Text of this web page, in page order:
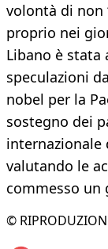
volontà di non
proprio nei
Libano è stata
speculazioni
nobel per la
sostegno dei
internazionale
valutando le
commesso un
©